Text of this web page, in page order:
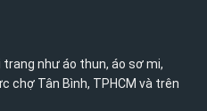
như áo thun, áo sơ mi,
chợ Tân Bình, TPHCM và trên